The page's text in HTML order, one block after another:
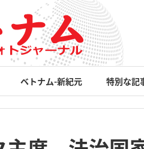
ベトナム-新紀元 特別な記